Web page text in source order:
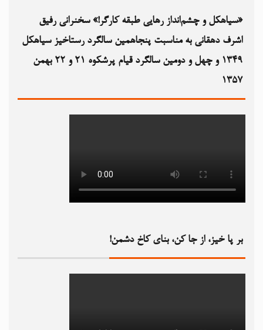
«سیاهکل و چشم‌انداز رهایی طبقه کارگر!» سخنرانی رفیق
اشرف دهقانی به مناسبت پنجاهمین سالگرد رستاخیز سیاهکل
۱۳۴۹‏ و چهل و دومین سالگرد قیام پرشکوه ۲۱ و ۲۲ بهمن
۱۳۵۷
بر پا خیز، از جا کن، بنای کاخ دشمن!‏